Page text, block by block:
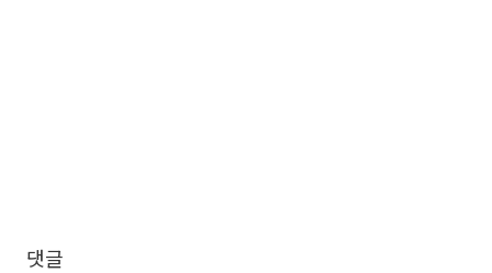
댓글